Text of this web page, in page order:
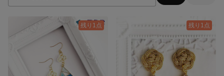
残り1点 残り1点